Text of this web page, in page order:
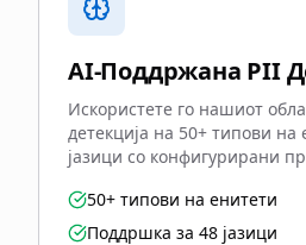
AI-Поддржана PII
Искористете го нашиот
детекција на 50+ типови на
јазици со конфигурирани
50+ типови на енитети
Поддршка за 48 јазици